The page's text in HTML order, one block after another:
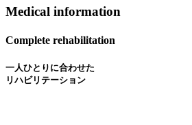
Medical information
Complete rehabilitation
一人ひとりに合わせた
リハビリテーション